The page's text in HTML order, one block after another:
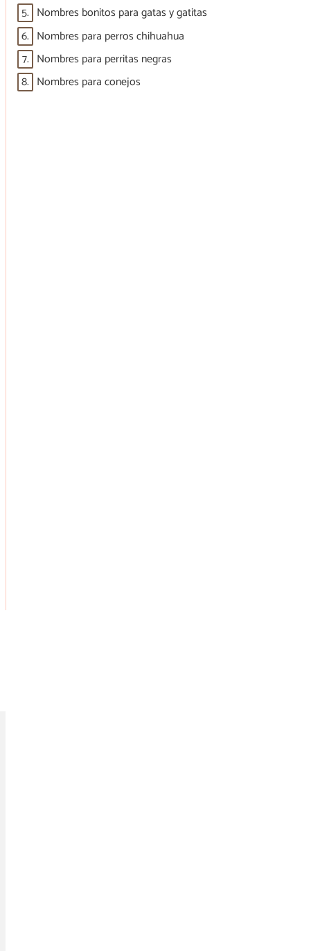
5. Nombres bonitos para gatas y gatitas
6. Nombres para perros chihuahua
7. Nombres para perritas negras
8. Nombres para conejos